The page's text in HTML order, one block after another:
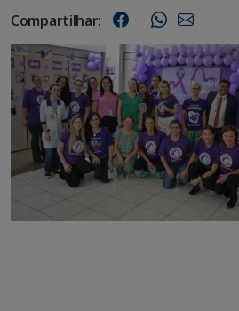
Compartilhar: